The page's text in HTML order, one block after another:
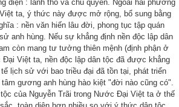
diện : lãnh thổ và chủ quyền. Ngoài hai phương
ta, ý thức này được mở rộng, bổ sung bằng
: nền văn hiến lâu đời, phong tục tập quán
anh hùng. Nếu sự khẳng định nền độc lập dân
còn mang tư tưởng thiên mệnh (định phận ở
Việt ta, nền độc lập dân tộc đã được khẳng
lịch sử với bao triều đại đã tồn tại, phát triển
gương anh hùng hào kiệt "đời nào cũng có".
của Nguyễn Trãi trong Nước Đại Việt ta ở thế